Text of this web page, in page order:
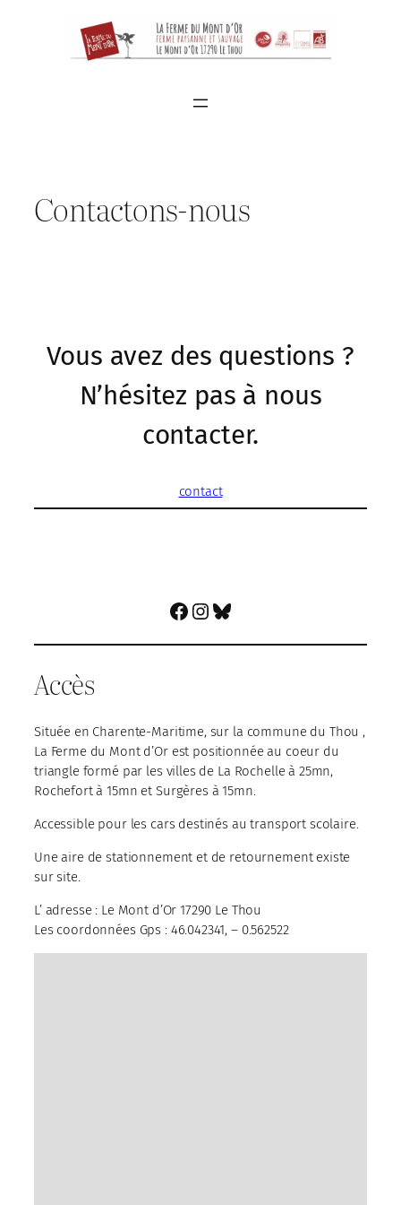
Contactons-nous
Vous avez des questions ?
N’hésitez pas à nous
contacter.
contact
Facebook
Instagram
Bluesky
Accès
Située en Charente-Maritime, sur la commune du Thou ,
La Ferme du Mont d’Or est positionnée au coeur du
triangle formé par les villes de La Rochelle à 25mn,
Rochefort à 15mn et Surgères à 15mn.
Accessible pour les cars destinés au transport scolaire.
Une aire de stationnement et de retournement existe
sur site.
L’ adresse : Le Mont d’Or 17290 Le Thou
Les coordonnées Gps : 46.042341, – 0.562522